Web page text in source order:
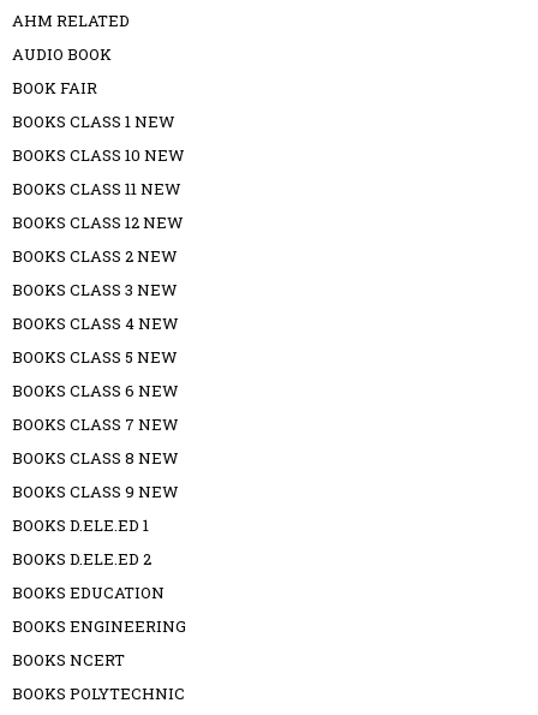
AHM RELATED
AUDIO BOOK
BOOK FAIR
BOOKS CLASS 1 NEW
BOOKS CLASS 10 NEW
BOOKS CLASS 11 NEW
BOOKS CLASS 12 NEW
BOOKS CLASS 2 NEW
BOOKS CLASS 3 NEW
BOOKS CLASS 4 NEW
BOOKS CLASS 5 NEW
BOOKS CLASS 6 NEW
BOOKS CLASS 7 NEW
BOOKS CLASS 8 NEW
BOOKS CLASS 9 NEW
BOOKS D.ELE.ED 1
BOOKS D.ELE.ED 2
BOOKS EDUCATION
BOOKS ENGINEERING
BOOKS NCERT
BOOKS POLYTECHNIC